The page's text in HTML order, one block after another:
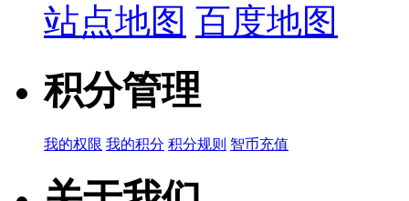
站点地图 百度地图
积分管理
我的权限 我的积分 积分规则 智币充值